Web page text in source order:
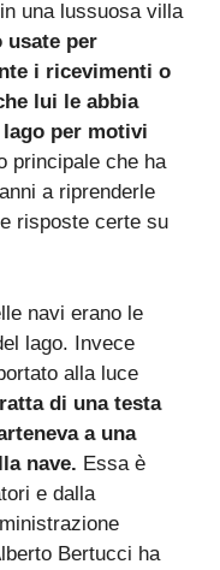
una lussuosa villa
usate per
i ricevimenti o
lui le abbia
per motivi
principale che ha
a riprenderle
risposte certe su
navi erano le
lago. Invece
alla luce
di una testa
a una
nave. Essa è
e dalla
Bertucci ha